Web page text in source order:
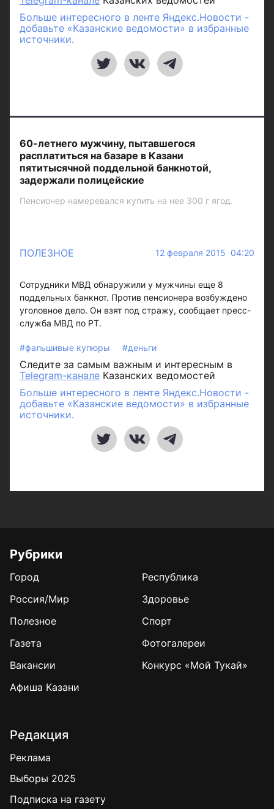
Больше интересного в ленте Яндекс.Новости -
добавьте «Казанские ведомости» в избранные
источники.
60-летнего мужчину, пытавшегося
расплатиться на базаре в Казани
пятитысячной поддельной банкнотой,
задержали полицейские
Пенсионер намеревался купить на нее 300 г ягод.
ПОЛЕЗНОЕ 12 февраля 2015 04:20
Сотрудники МВД обнаружили у мужчины еще 8
поддельных банкнот. Против пенсионера возбуждено
уголовное дело. Он взят под стражу, сообщает пресс-
служба МВД по РТ.
#фальшивые купюры #деньги
Следите за самым важным и интересным в
Telegram-канале Казанских ведомостей
Больше интересного в ленте Яндекс.Новости -
добавьте «Казанские ведомости» в избранные
источники.
Рубрики
Город
Республика
Россия/Мир
Здоровье
Полезное
Спорт
Газета
Фотогалереи
Вакансии
Конкурс «Мой Тукай»
Афиша Казани
Редакция
Реклама
Выборы 2025
Подписка на газету